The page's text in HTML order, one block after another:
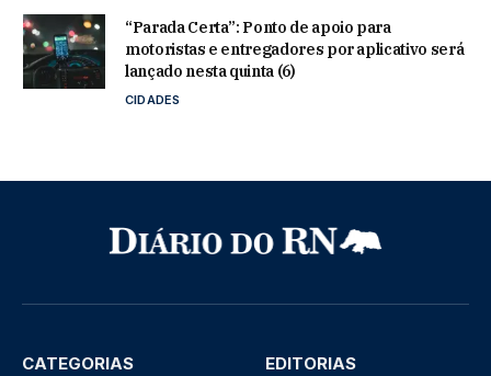
“Parada Certa”: Ponto de apoio para
motoristas e entregadores por aplicativo será
lançado nesta quinta (6)
CIDADES
CATEGORIAS EDITORIAS